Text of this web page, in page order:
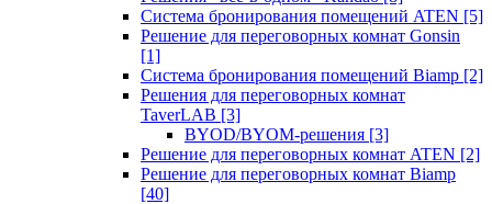
Система бронирования помещений ATEN [5]
Решение для переговорных комнат Gonsin
[1]
Система бронирования помещений Biamp [2]
Решения для переговорных комнат
TaverLAB [3]
BYOD/BYOM-решения [3]
Решение для переговорных комнат ATEN [2]
Решение для переговорных комнат Biamp
[40]